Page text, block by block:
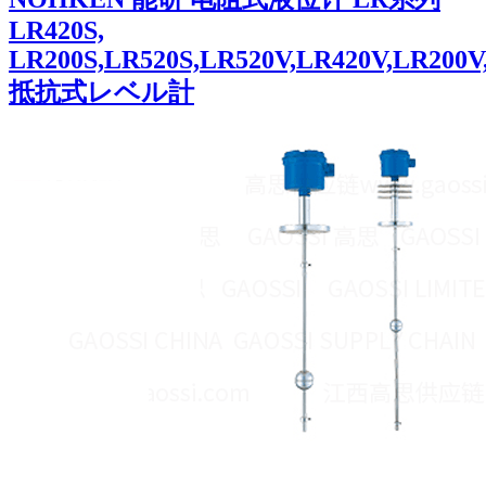
LR420S,
抵抗式レベル計